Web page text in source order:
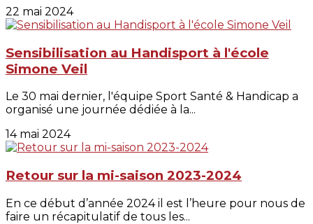
22 mai 2024
Sensibilisation au Handisport à l'école
Simone Veil
Le 30 mai dernier, l'équipe Sport Santé & Handicap a
organisé une journée dédiée à la...
14 mai 2024
Retour sur la mi-saison 2023-2024
En ce début d’année 2024 il est l’heure pour nous de
faire un récapitulatif de tous les...